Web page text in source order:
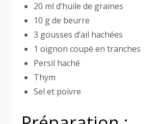
20 ml d’huile de graines
10 g de beurre
3 gousses d’ail hachées
1 oignon coupé en tranches
Persil haché
Thym
Sel et poivre